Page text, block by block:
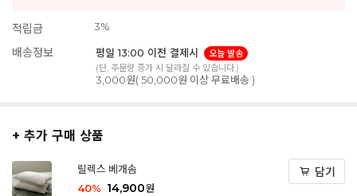
적립금 3%
배송정보 평일 13:00 이전 결제시
오늘 발송
(단, 주문량 증가 시 달라질 수 있습니다.)
3,000원( 50,000원 이상 무료배송 )
+ 추가 구매 상품
릴렉스 베개솜
40% 14,900원
담기